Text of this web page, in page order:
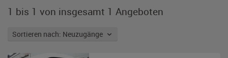
1 bis 1 von insgesamt 1 Angeboten
Sortieren nach: Neuzugänge